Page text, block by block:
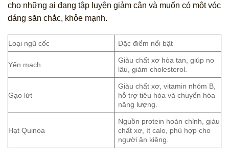
cho những ai đang tập luyện giảm cân và muốn có một vóc
dáng săn chắc, khỏe mạnh.
Loại ngũ cốc Đặc điểm nổi bật
Yến mạch
Giàu chất xơ hòa tan, giúp no
lâu, giảm cholesterol.
Gạo lứt
Giàu chất xơ, vitamin nhóm B,
hỗ trợ tiêu hóa và chuyển hóa
năng lượng.
Hạt Quinoa
Nguồn protein hoàn chỉnh, giàu
chất xơ, ít calo, phù hợp cho
người ăn kiêng.